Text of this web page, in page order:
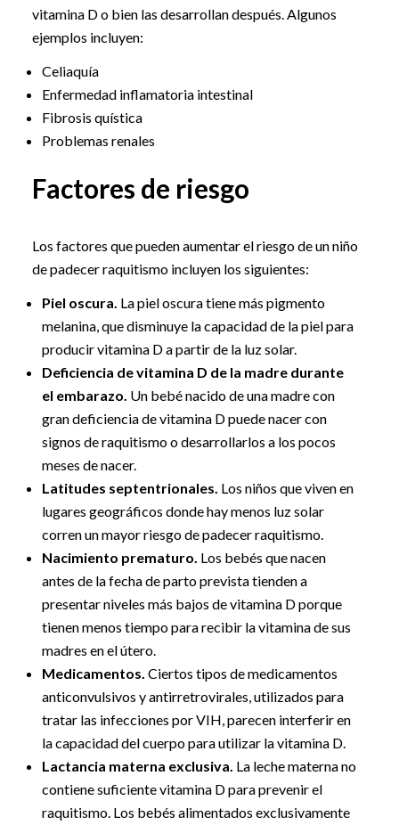
vitamina D o bien las desarrollan después. Algunos
ejemplos incluyen:
Celiaquía
Enfermedad inflamatoria intestinal
Fibrosis quística
Problemas renales
Factores de riesgo
Los factores que pueden aumentar el riesgo de un niño
de padecer raquitismo incluyen los siguientes:
Piel oscura. La piel oscura tiene más pigmento
melanina, que disminuye la capacidad de la piel para
producir vitamina D a partir de la luz solar.
Deficiencia de vitamina D de la madre durante
el embarazo. Un bebé nacido de una madre con
gran deficiencia de vitamina D puede nacer con
signos de raquitismo o desarrollarlos a los pocos
meses de nacer.
Latitudes septentrionales. Los niños que viven en
lugares geográficos donde hay menos luz solar
corren un mayor riesgo de padecer raquitismo.
Nacimiento prematuro. Los bebés que nacen
antes de la fecha de parto prevista tienden a
presentar niveles más bajos de vitamina D porque
tienen menos tiempo para recibir la vitamina de sus
madres en el útero.
Medicamentos. Ciertos tipos de medicamentos
anticonvulsivos y antirretrovirales, utilizados para
tratar las infecciones por VIH, parecen interferir en
la capacidad del cuerpo para utilizar la vitamina D.
Lactancia materna exclusiva. La leche materna no
contiene suficiente vitamina D para prevenir el
raquitismo. Los bebés alimentados exclusivamente